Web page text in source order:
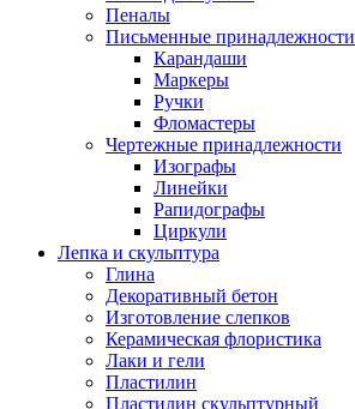
Пеналы
Письменные принадлежности
Карандаши
Маркеры
Ручки
Фломастеры
Чертежные принадлежности
Изографы
Линейки
Рапидографы
Циркули
Лепка и скульптура
Глина
Декоративный бетон
Изготовление слепков
Керамическая флористика
Лаки и гели
Пластилин
Пластилин скульптурный